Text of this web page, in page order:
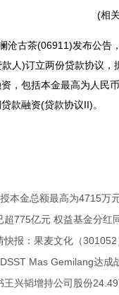
(相
沧古茶(06911)发布公告
人)订立两份贷款协议
，包括本金最高为人民
款融资(贷款协议II)。
本金总额最高为4715万
超775亿元 权益基金分红
快报：果麦文化（
Mas Gemilang达成
王兴韬增持公司股份